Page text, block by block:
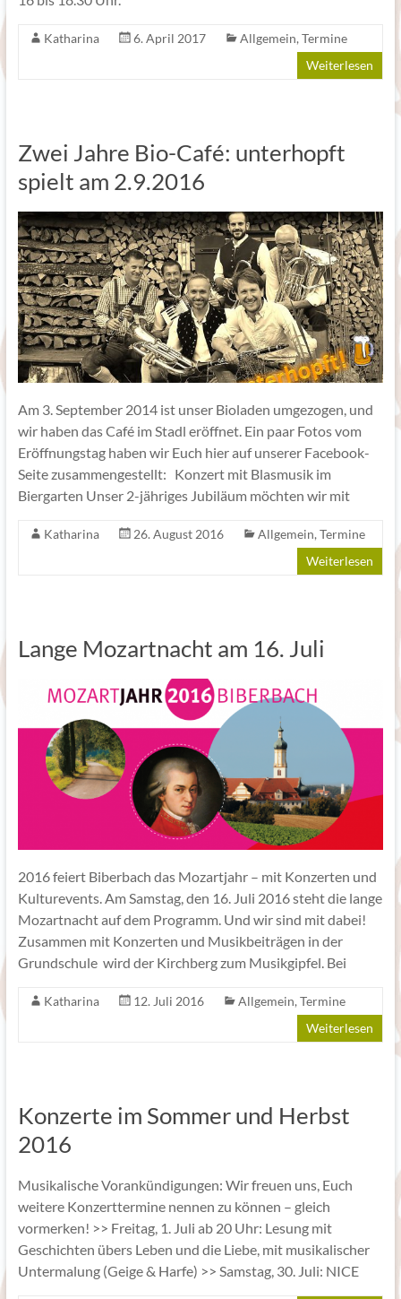
Katharina 6. April 2017 Allgemein,Termine
Weiterlesen
Zwei Jahre Bio-Café: unterhopft
spielt am 2.9.2016
Am 3. September 2014 ist unser Bioladen umgezogen, und
wir haben das Café im Stadl eröffnet. Ein paar Fotos vom
Eröffnungstag haben wir Euch hier auf unserer Facebook-
Seite zusammengestellt: Konzert mit Blasmusik im
Biergarten Unser 2-jähriges Jubiläum möchten wir mit
Katharina 26. August 2016 Allgemein, Termine
Weiterlesen
Lange Mozartnacht am 16. Juli
2016 feiert Biberbach das Mozartjahr – mit Konzerten und
Kulturevents. Am Samstag, den 16. Juli 2016 steht die lange
Mozartnacht auf dem Programm. Und wir sind mit dabei!
Zusammen mit Konzerten und Musikbeiträgen in der
Grundschule wird der Kirchberg zum Musikgipfel. Bei
Katharina 12. Juli 2016 Allgemein, Termine
Weiterlesen
Konzerte im Sommer und Herbst
2016
Musikalische Vorankündigungen: Wir freuen uns, Euch
weitere Konzerttermine nennen zu können – gleich
vormerken! >> Freitag, 1. Juli ab 20 Uhr: Lesung mit
Geschichten übers Leben und die Liebe, mit musikalischer
Untermalung (Geige & Harfe) >> Samstag, 30. Juli: NICE